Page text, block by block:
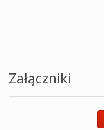
Załączniki